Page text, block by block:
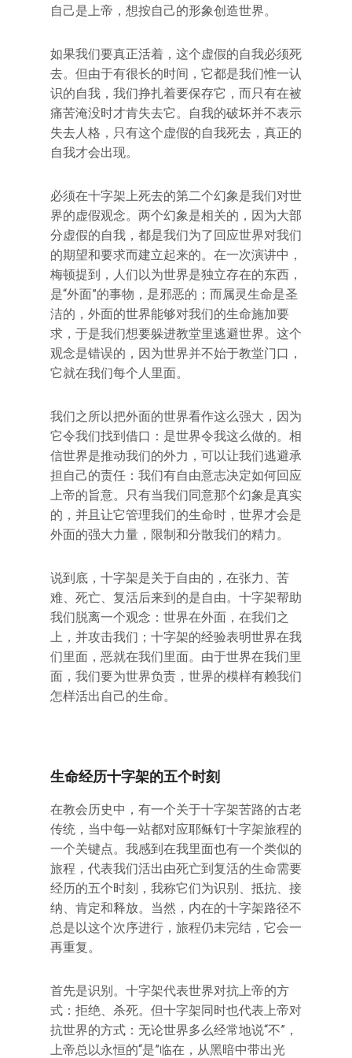
自己是上帝，想按自己的形象创造世界。
如果我们要真正活着，这个虚假的自我必须死
去。但由于有很长的时间，它都是我们惟一认
识的自我，我们挣扎着要保存它，而只有在被
痛苦淹没时才肯失去它。自我的破坏并不表示
失去人格，只有这个虚假的自我死去，真正的
自我才会出现。
必须在十字架上死去的第二个幻象是我们对世
界的虚假观念。两个幻象是相关的，因为大部
分虚假的自我，都是我们为了回应世界对我们
的期望和要求而建立起来的。在一次演讲中，
梅顿提到，人们以为世界是独立存在的东西，
是“外面”的事物，是邪恶的；而属灵生命是圣
洁的，外面的世界能够对我们的生命施加要
求，于是我们想要躲进教堂里逃避世界。这个
观念是错误的，因为世界并不始于教堂门口，
它就在我们每个人里面。
我们之所以把外面的世界看作这么强大，因为
它令我们找到借口：是世界令我这么做的。相
信世界是推动我们的外力，可以让我们逃避承
担自己的责任：我们有自由意志决定如何回应
上帝的旨意。只有当我们同意那个幻象是真实
的，并且让它管理我们的生命时，世界才会是
外面的强大力量，限制和分散我们的精力。
说到底，十字架是关于自由的，在张力、苦
难、死亡、复活后来到的是自由。十字架帮助
我们脱离一个观念：世界在外面，在我们之
上，并攻击我们；十字架的经验表明世界在我
们里面，恶就在我们里面。由于世界在我们里
面，我们要为世界负责，世界的模样有赖我们
怎样活出自己的生命。
生命经历十字架的五个时刻
在教会历史中，有一个关于十字架苦路的古老
传统，当中每一站都对应耶稣钉十字架旅程的
一个关键点。我感到在我里面也有一个类似的
旅程，代表我们活出由死亡到复活的生命需要
经历的五个时刻，我称它们为识别、抵抗、接
纳、肯定和释放。当然，内在的十字架路径不
总是以这个次序进行，旅程仍未完结，它会一
再重复。
首先是识别。十字架代表世界对抗上帝的方
式：拒绝、杀死。但十字架同时也代表上帝对
抗世界的方式：无论世界多么经常地说“不”，
上帝总以永恒的“是”临在，从黑暗中带出光